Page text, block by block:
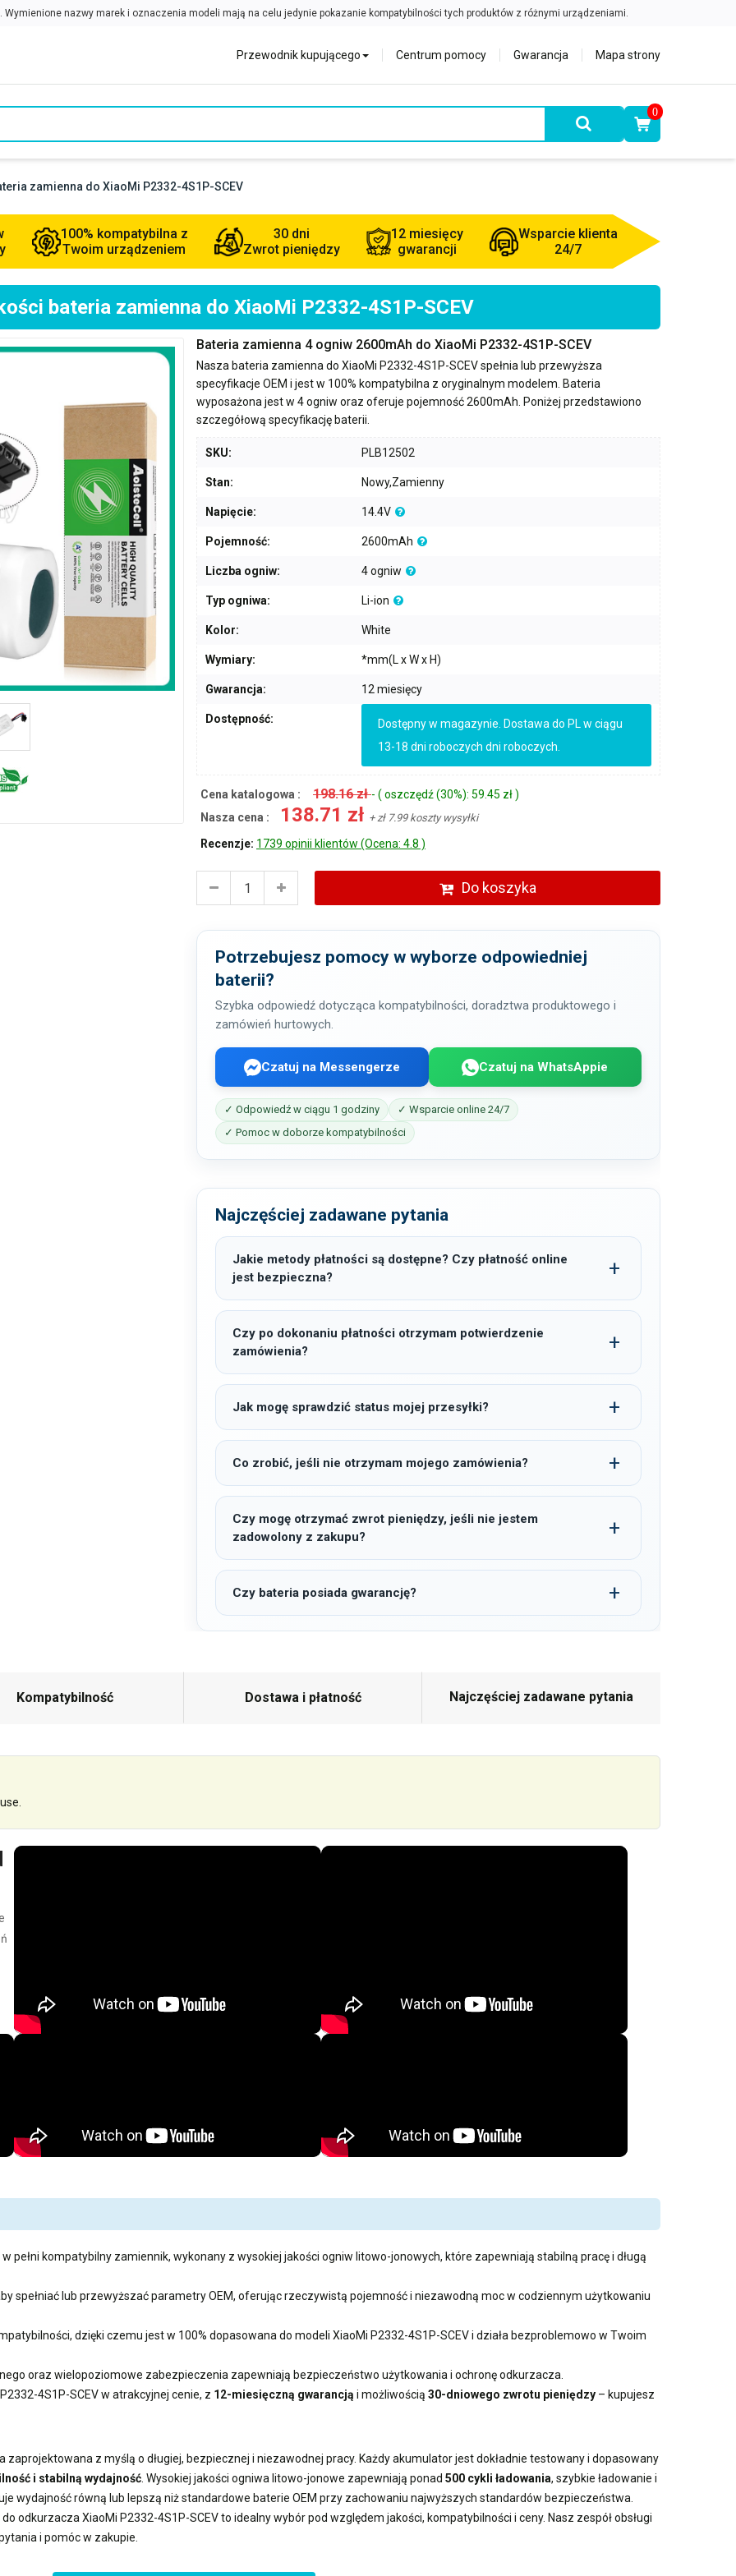
Przewodnik kupującego Centrum pomocy Gwarancja Mapa strony
0
zamienna do XiaoMi P2332-4S1P-SCEV
100% kompatybilna z
Twoim urządzeniem
30 dni
Zwrot pieniędzy
12 miesięcy
gwarancji
Wsparcie klienta
24/7
bateria zamienna do XiaoMi P2332-4S1P-SCEV
Bateria zamienna 4 ogniw 2600mAh do XiaoMi P2332-4S1P-SCEV
Nasza bateria zamienna do XiaoMi P2332-4S1P-SCEVspełnia lub przewyższa
specyfikacje OEM i jest w 100% kompatybilna z oryginalnym modelem. Bateria
wyposażona jest w 4 ogniw oraz oferuje pojemność2600mAh . Poniżej przedstawiono
szczegółową specyfikację baterii.
SKU: PLB12502
Stan: Nowy,Zamienny
Napięcie: 14.4V
Pojemność: 2600mAh
Liczba ogniw: 4 ogniw
Typ ogniwa: Li-ion
Kolor: White
Wymiary: *mm(L x W x H)
Gwarancja: 12 miesięcy
Dostępność:
Dostępny w magazynie. Dostawa do PL w ciągu
13-18 dni roboczych dni roboczych.
Cena katalogowa : 198.16 zł- ( oszczędź (30%): 59.45 zł )
Nasza cena :
138.71 zł + zł 7.99 koszty wysyłki
Recenzje: 1739 opinii klientów (Ocena: 4.8 )
Do koszyka
Potrzebujesz pomocy w wyborze odpowiedniej
baterii?
Szybka odpowiedź dotycząca kompatybilności, doradztwa produktowego i
zamówień hurtowych.
Czatuj na Messengerze Czatuj na WhatsAppie
✓ Odpowiedź w ciągu 1 godziny
✓ Wsparcie online 24/7
✓ Pomoc w doborze kompatybilności
Najczęściej zadawane pytania
Jakie metody płatności są dostępne? Czy płatność online
jest bezpieczna?
Czy po dokonaniu płatności otrzymam potwierdzenie
zamówienia?
Jak mogę sprawdzić status mojej przesyłki?
Co zrobić, jeśli nie otrzymam mojego zamówienia?
Czy mogę otrzymać zwrot pieniędzy, jeśli nie jestem
zadowolony z zakupu?
Czy bateria posiada gwarancję?
Kompatybilność Dostawa i płatność Najczęściej zadawane pytania
pełni kompatybilny zamiennik, wykonany z wysokiej jakości ogniw litowo-jonowych, które zapewniają stabilną pracę i długą
spełniać lub przewyższać parametry OEM, oferując rzeczywistą pojemność i niezawodną moc w codziennym użytkowaniu
dzięki czemu jest w 100% dopasowana do modeli XiaoMi P2332-4S1P-SCEV i działa bezproblemowo w Twoim
oraz wielopoziomowe zabezpieczenia zapewniają bezpieczeństwo użytkowania i ochronę odkurzacza.
4S1P-SCEVw atrakcyjnej cenie, z 12-miesięczną gwarancją i możliwością 30-dniowego zwrotu pieniędzy – kupujesz
zaprojektowana z myślą o długiej, bezpiecznej i niezawodnej pracy. Każdy akumulator jest dokładnie testowany i dopasowany
i stabilną wydajność . Wysokiej jakości ogniwa litowo-jonowe zapewniają ponad 500 cykli ładowania, szybkie ładowanie i
wydajność równą lub lepszą niż standardowe baterie OEM przy zachowaniu najwyższych standardów bezpieczeństwa.
odkurzacza XiaoMi P2332-4S1P-SCEVto idealny wybór pod względem jakości, kompatybilności i ceny. Nasz zespół obsługi
i pomóc w zakupie.